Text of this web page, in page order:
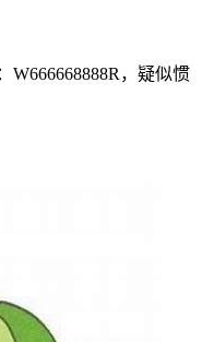
W666668888R，疑似惯